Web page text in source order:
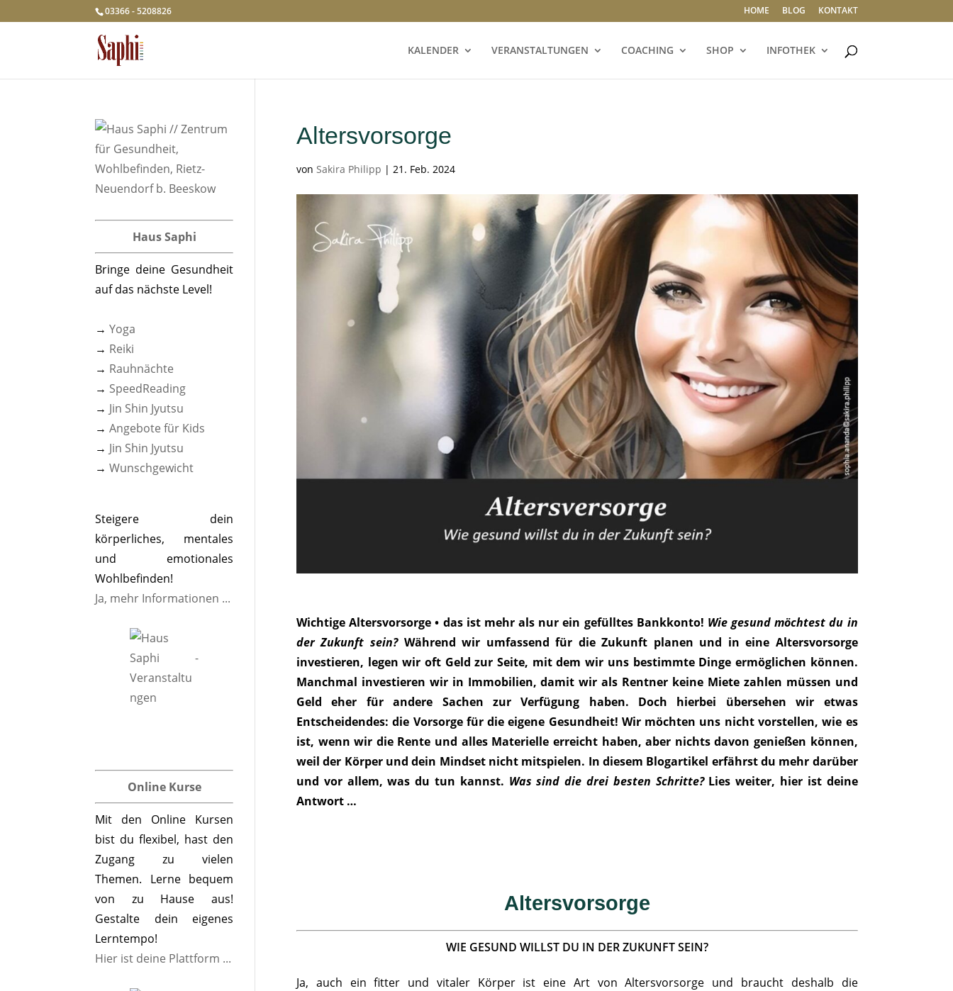
03366 - 5208826 HOME BLOG KONTAKT
KALENDER VERANSTALTUNGEN COACHING SHOP INFOTHEK
Altersvorsorge
von Sakira Philipp | 21. Feb. 2024
Wichtige Altersvorsorge • das ist mehr als nur ein gefülltes Bankkonto! Wie gesund möchtest du in
der Zukunft sein?Während wir umfassend für die Zukunft planen und in eine Altersvorsorge
investieren, legen wir oft Geld zur Seite, mit dem wir uns bestimmte Dinge ermöglichen können.
Manchmal investieren wir in Immobilien, damit wir als Rentner keine Miete zahlen müssen und
Geld eher für andere Sachen zur Verfügung haben. Doch hierbei übersehen wir etwas
Entscheidendes: die Vorsorge für die eigene Gesundheit! Wir möchten uns nicht vorstellen, wie es
ist, wenn wir die Rente und alles Materielle erreicht haben, aber nichts davon genießen können,
weil der Körper und dein Mindset nicht mitspielen. In diesem Blogartikel erfährst du mehr darüber
und vor allem, was du tun kannst. Was sind die drei besten Schritte?Lies weiter, hier ist deine
Antwort …
Altersvorsorge
WIE GESUND WILLST DU IN DER ZUKUNFT SEIN?
Ja, auch ein fitter und vitaler Körper ist eine Art von Altersvorsorge und braucht deshalb die
Haus Saphi
Bringe deine Gesundheit
auf das nächste Level!
→Yoga
→ Reiki
→ Rauhnächte
→ SpeedReading
→ Jin Shin Jyutsu
→Angebote für Kids
→ Jin Shin Jyutsu
→Wunschgewicht
Steigere dein
körperliches, mentales
und emotionales
Wohlbefinden!
Ja, mehr Informationen ...
Online Kurse
Mit den Online Kursen
bist du flexibel, hast den
Zugang zu vielen
Themen. Lerne bequem
von zu Hause aus!
Gestalte dein eigenes
Lerntempo!
Hier ist deine Plattform ...